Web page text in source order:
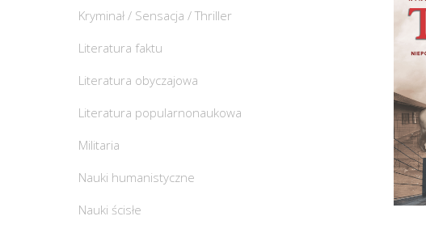
Kryminał / Sensacja / Thriller
Literatura faktu
Literatura obyczajowa
Literatura popularnonaukowa
Militaria
Nauki humanistyczne
Nauki ścisłe